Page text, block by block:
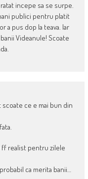
incepe sa se surpe.
publici pentru platit
a pus dop la teava. Iar
Videanule! Scoate
scoate ce e mai bun din
ff realist pentru zilele
ca merita banii…